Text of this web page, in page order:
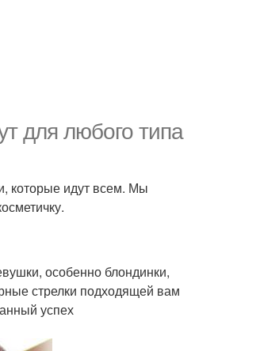
для любого типа
которые идут всем. Мы
особенно блондинки,
стрелки подходящей вам
успех